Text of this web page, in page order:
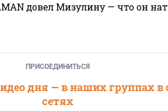
довел Мизулину — что он
ПРИСОЕДИНИТЬСЯ
дня — в наших группах
сетях